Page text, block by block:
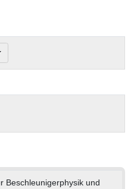
Beschleunigerphysik und